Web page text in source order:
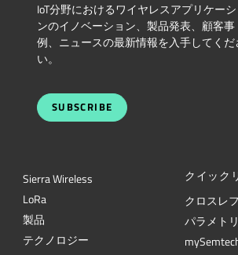
IoT分野におけるワイヤレスアプリケーシ
ンのイノベーション、製品発表、顧客事
例、ニュースの最新情報を入手してくだ
い。
SUBSCRIBE
Sierra Wireless
LoRa
製品
テクノロジー
クイック
クロスレ
パラメト